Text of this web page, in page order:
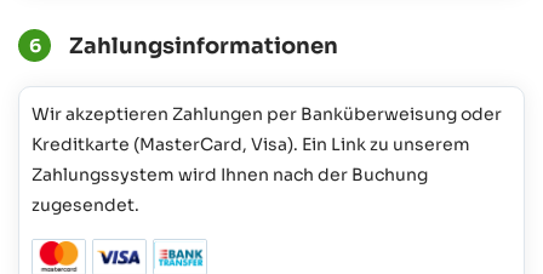
6 Zahlungsinformationen
Wir akzeptieren Zahlungen per Banküberweisung oder
Kreditkarte (MasterCard, Visa). Ein Link zu unserem
Zahlungssystem wird Ihnen nach der Buchung
zugesendet.